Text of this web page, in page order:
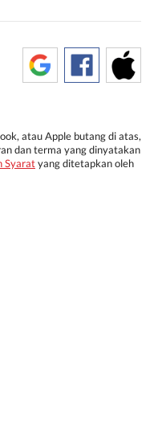
atau Apple butang di atas,
dan terma yang dinyatakan
Syaratyang ditetapkan oleh